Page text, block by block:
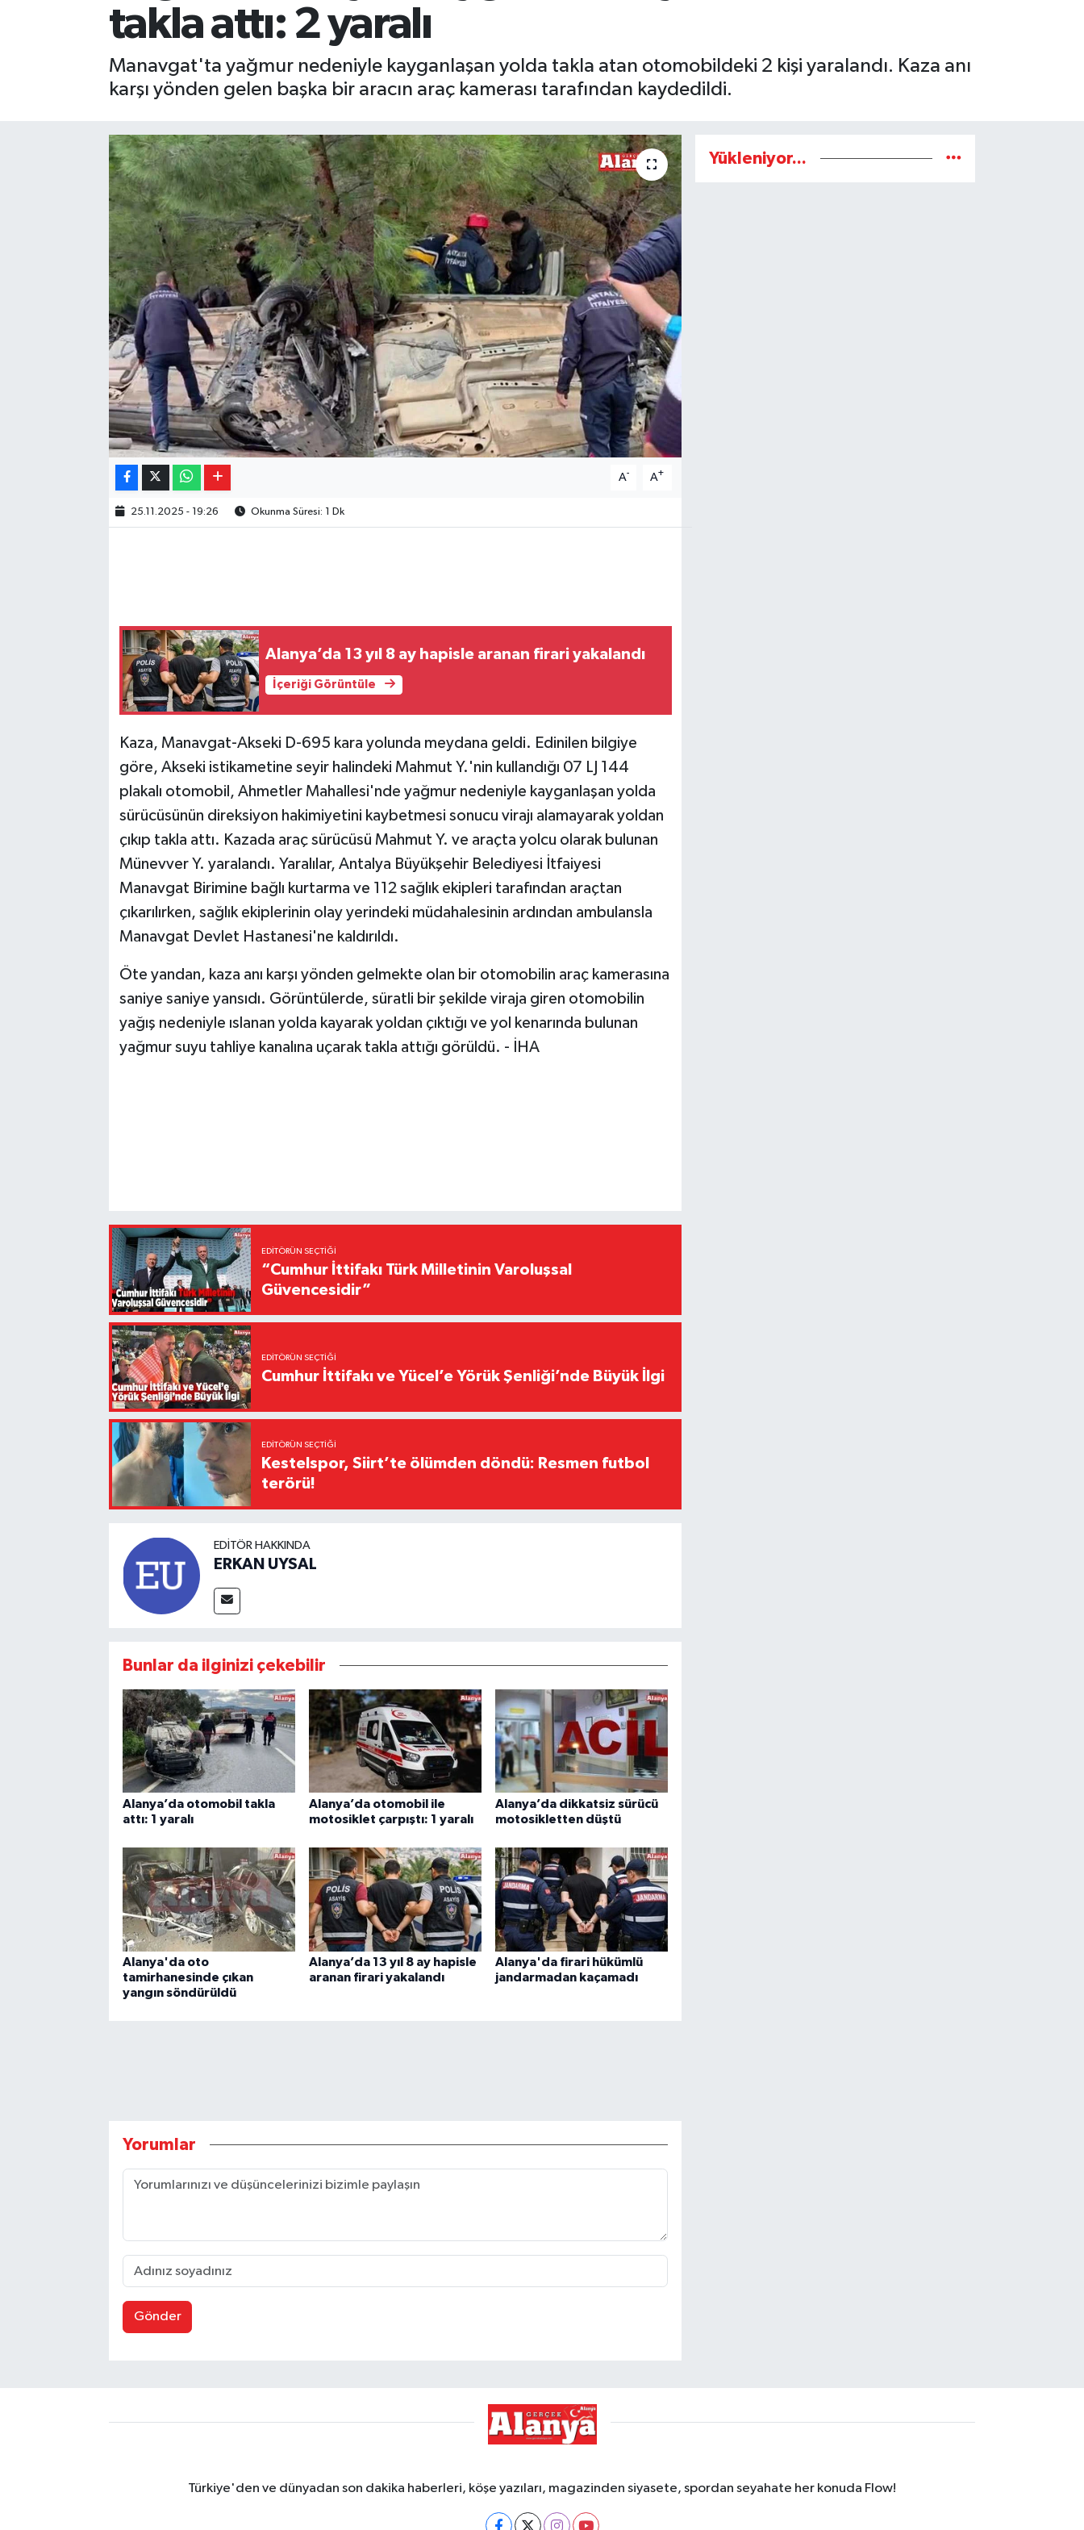
takla attı: 2 yaralı
Manavgat'ta yağmur nedeniyle kayganlaşan yolda takla atan otomobildeki 2 kişi yaralandı. Kaza anı
karşı yönden gelen başka bir aracın araç kamerası tarafından kaydedildi.
A- A+
25.11.2025 - 19:26 Okunma Süresi: 1 Dk
Alanya’da 13 yıl 8 ay hapisle aranan firari yakalandı
İçeriği Görüntüle
Kaza, Manavgat-Akseki D-695 kara yolunda meydana geldi. Edinilen bilgiye
göre, Akseki istikametine seyir halindeki Mahmut Y.'nin kullandığı 07 LJ 144
plakalı otomobil, Ahmetler Mahallesi'nde yağmur nedeniyle kayganlaşan yolda
sürücüsünün direksiyon hakimiyetini kaybetmesi sonucu virajı alamayarak yoldan
çıkıp takla attı. Kazada araç sürücüsü Mahmut Y. ve araçta yolcu olarak bulunan
Münevver Y. yaralandı. Yaralılar, Antalya Büyükşehir Belediyesi İtfaiyesi
Manavgat Birimine bağlı kurtarma ve 112 sağlık ekipleri tarafından araçtan
çıkarılırken, sağlık ekiplerinin olay yerindeki müdahalesinin ardından ambulansla
Manavgat Devlet Hastanesi'ne kaldırıldı.
Öte yandan, kaza anı karşı yönden gelmekte olan bir otomobilin araç kamerasına
saniye saniye yansıdı. Görüntülerde, süratli bir şekilde viraja giren otomobilin
yağış nedeniyle ıslanan yolda kayarak yoldan çıktığı ve yol kenarında bulunan
yağmur suyu tahliye kanalına uçarak takla attığı görüldü. - İHA
EDITÖRÜN SEÇTIĞI
“Cumhur İttifakı Türk Milletinin Varoluşsal
Güvencesidir”
EDITÖRÜN SEÇTIĞI
Cumhur İttifakı ve Yücel’e Yörük Şenliği’nde Büyük İlgi
EDITÖRÜN SEÇTIĞI
Kestelspor, Siirt’te ölümden döndü: Resmen futbol
terörü!
EDITÖR HAKKINDA
ERKAN UYSAL
Bunlar da ilginizi çekebilir
Alanya’da otomobil takla
attı: 1 yaralı
Alanya’da otomobil ile
motosiklet çarpıştı: 1 yaralı
Alanya’da dikkatsiz sürücü
motosikletten düştü
Alanya'da oto
tamirhanesinde çıkan
yangın söndürüldü
Alanya’da 13 yıl 8 ay hapisle
aranan firari yakalandı
Alanya'da firari hükümlü
jandarmadan kaçamadı
Yorumlar
Gönder
Yükleniyor...
Türkiye'den ve dünyadan son dakika haberleri, köşe yazıları, magazinden siyasete, spordan seyahate her konuda Flow!
Gizlilik İlkeleri - Privacy Policy